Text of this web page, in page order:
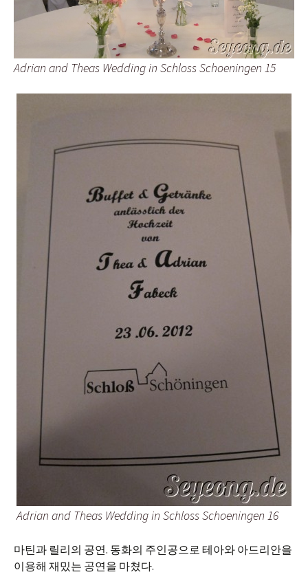
Adrian and Theas Wedding in Schloss Schoeningen 15
Adrian and Theas Wedding in Schloss Schoeningen 16
마틴과 릴리의 공연. 동화의 주인공으로 테아와 아드리안을
이용해 재밌는 공연을 마쳤다.